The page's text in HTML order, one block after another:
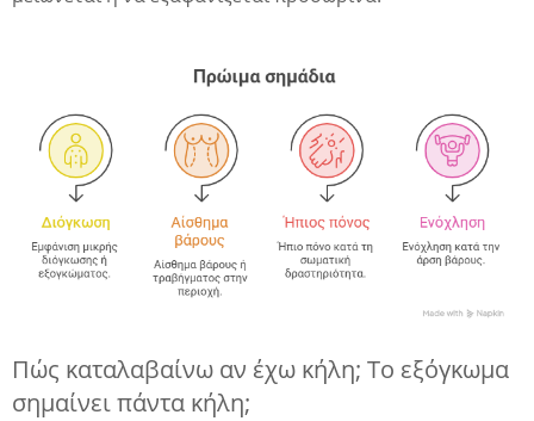
Πώς καταλαβαίνω αν έχω κήλη; Το εξόγκωμα
σημαίνει πάντα κήλη;